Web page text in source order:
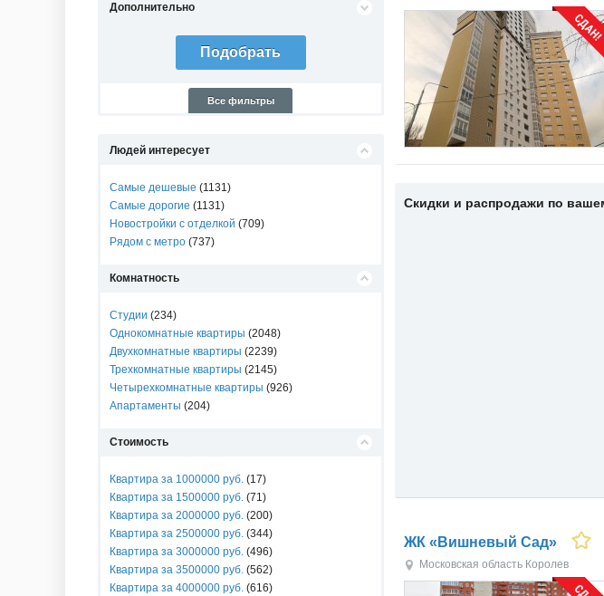
Дополнительно
Все фильтры
Людей интересует
Самые дешевые (1131)
Самые дорогие (1131)
Новостройки с отделкой (709)
Рядом с метро(737)
Комнатность
Студии (234)
Однокомнатные квартиры (2048)
Двухкомнатные квартиры (2239)
Трехкомнатные квартиры (2145)
Четырехкомнатные квартиры (926)
Апартаменты (204)
Стоимость
Квартира за 1000000 руб.(17)
Квартира за 1500000 руб.(71)
Квартира за 2000000 руб.(200)
Квартира за 2500000 руб.(344)
Квартира за 3000000 руб.(496)
Квартира за 3500000 руб.(562)
Квартира за 4000000 руб.(616)
Скидки и распродажи по
ЖК «Вишневый Сад»
Московская область Королев